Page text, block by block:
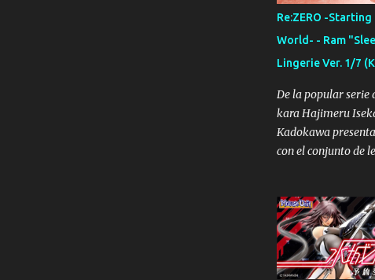
リーフ with ゼニガ
Altura: 19 cm
(Squirtle) Material:
la venta:
2019 A
las imágenes que
facilitado de la
Green with Squirtle:
Re:ZERO -
World- - Ram
Lingerie Ver. 1/7
De la popular serie
kara Hajimeru
Kadokawa
con el conjunto de
生活 ラム添い寝ピ
1/7 [KADOKAWA]
cm Longitud cama:
PVC (figura) /